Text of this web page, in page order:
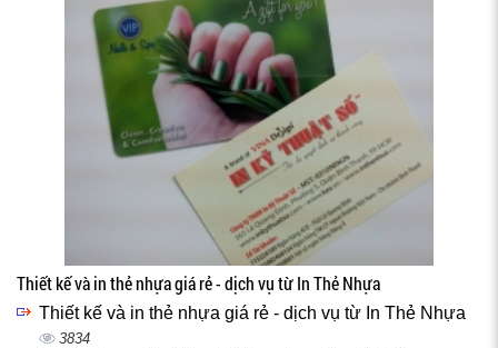
Thiết kế và in thẻ nhựa giá rẻ - dịch vụ từ In Thẻ Nhựa
Thiết kế và in thẻ nhựa giá rẻ - dịch vụ từ In Thẻ Nhựa
3834